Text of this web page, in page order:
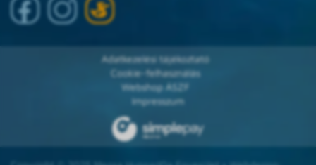
Adatkezelési tájékoztató
Cookie-felhasználás
Webshop ÁSZF
Impresszum